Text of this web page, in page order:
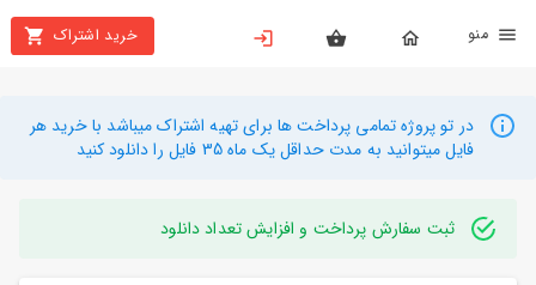
خرید اشتراک
بستن
محصولات
تهیه
راهنما
در تو پروژه تمامی پرداخت ها برای تهیه اشتراک میباشد با خرید هر
فایل میتوانید به مدت حداقل یک ماه 35 فایل را دانلود کنید
ثبت سفارش پرداخت و افزایش تعداد دانلود